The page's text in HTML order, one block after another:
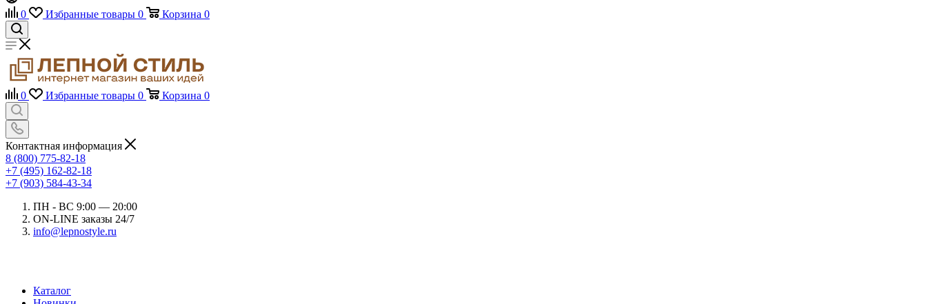
0 Избранные товары 0 Корзина 0
0 Избранные товары 0 Корзина 0
Контактная информация
8 (800) 775-82-18
+7 (495) 162-82-18
+7 (903) 584-43-34
ПН - ВС 9:00 — 20:00
ON-LINE заказы 24/7
info@lepnostyle.ru
Каталог